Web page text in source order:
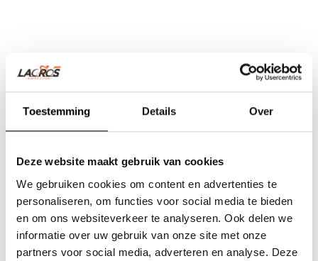
Toestemming Details Over
Deze website maakt gebruik van cookies
We gebruiken cookies om content en advertenties te
personaliseren, om functies voor social media te bieden
en om ons websiteverkeer te analyseren. Ook delen we
informatie over uw gebruik van onze site met onze
partners voor social media, adverteren en analyse. Deze
Team Lacros
Nieuwe Eerdsebaan 16, 5482 VS Schijndel Nederland
KvK-nr: 62140957
Btw-nr: NL854680950B01
(+31) 73 203 2487